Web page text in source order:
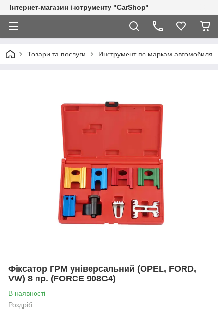
Інтернет-магазин інструменту "CarShop"
Товари та послуги Инструмент по маркам автомобиля
Фіксатор ГРМ універсальний (OPEL, FORD,
VW) 8 пр. (FORCE 908G4)
В наявності
Роздріб